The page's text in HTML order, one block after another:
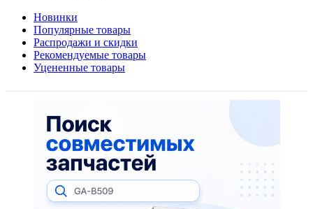
Новинки
Популярные товары
Распродажи и скидки
Рекомендуемые товары
Уцененные товары